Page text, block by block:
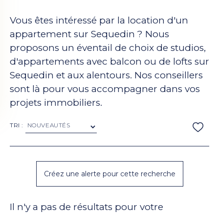
Vous êtes intéressé par la location d'un
appartement sur Sequedin ? Nous
proposons un éventail de choix de studios,
d'appartements avec balcon ou de lofts sur
Sequedin et aux alentours. Nos conseillers
sont là pour vous accompagner dans vos
projets immobiliers.
TRI :
Il n'y a pas de résultats pour votre